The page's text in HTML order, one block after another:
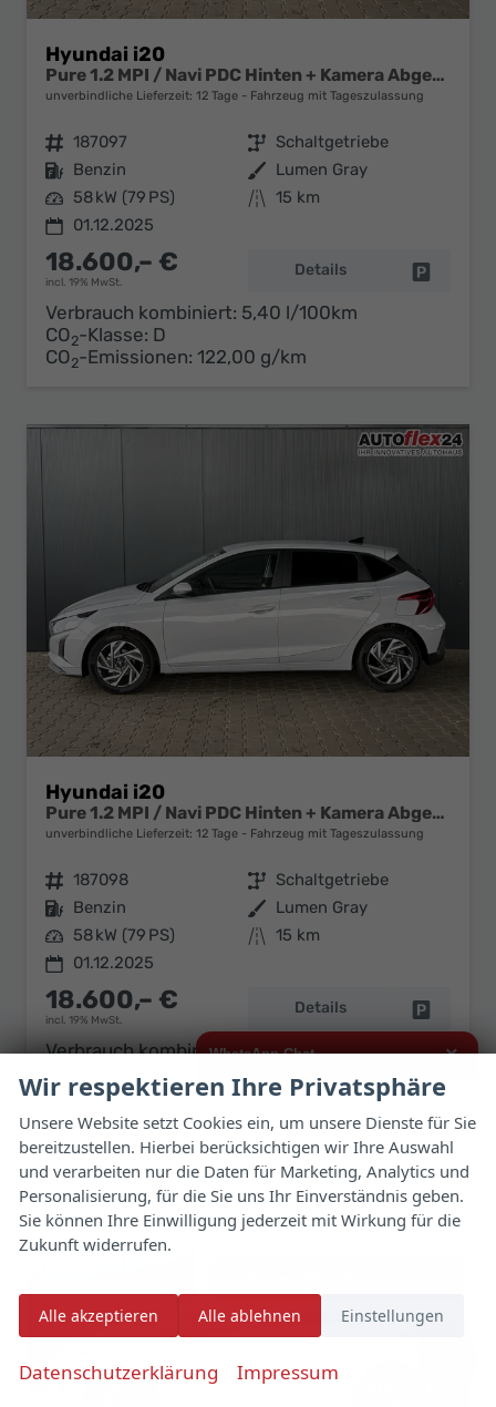
Hyundai i20
Pure 1.2 MPI / Navi PDC Hinten + Kamera Abgedunkelte Scheiben Tempomat Alu 16"
unverbindliche Lieferzeit: 12 Tage Fahrzeug mit Tageszulassung
Fahrzeugnr. 187097 Getriebe Schaltgetriebe
Kraftstoff Benzin Außenfarbe Lumen Gray
Leistung 58 kW (79 PS) Kilometerstand 15 km
01.12.2025
18.600,– €
incl. 19% MwSt.
Details
Verbrauch kombiniert: 5,40 l/100km
CO2-Klasse: D
CO2-Emissionen: 122,00 g/km
Hyundai i20
Pure 1.2 MPI / Navi PDC Hinten + Kamera Abgedunkelte Scheiben Tempomat Alu 16"
unverbindliche Lieferzeit: 12 Tage Fahrzeug mit Tageszulassung
Fahrzeugnr. 187098 Getriebe Schaltgetriebe
Kraftstoff Benzin Außenfarbe Lumen Gray
Leistung 58 kW (79 PS) Kilometerstand 15 km
01.12.2025
18.600,– €
incl. 19% MwSt.
Details
Verbrauch kombiniert:5,40 l/100km
CO
-Klasse:
D
CO2 -Emissionen:122,00 g/km
WhatsApp Chat ×
ich interessiere mich für das oben
genannte Fahrzeug und freue mich
über Eure Kontaktaufnahme.
Viele Grüße
Wir respektieren Ihre Privatsphäre
Unsere Website setzt Cookies ein, um unsere Dienste für Sie
bereitzustellen. Hierbei berücksichtigen wir Ihre Auswahl
und verarbeiten nur die Daten für Marketing, Analytics und
Personalisierung, für die Sie uns Ihr Einverständnis geben.
Sie können Ihre Einwilligung jederzeit mit Wirkung für die
Zukunft widerrufen.
Alle akzeptieren Alle ablehnen Einstellungen
Datenschutzerklärung Impressum